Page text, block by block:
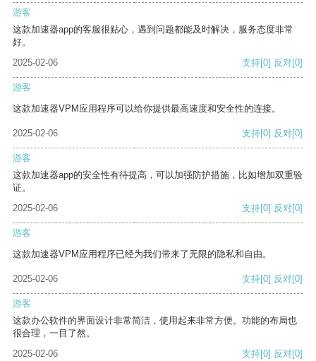
游客
这款加速器app的客服很贴心，遇到问题都能及时解决，服务态度非常
好。
2025-02-06
支持[0] 反对[0]
游客
这款加速器VPM应用程序可以给你提供最高速度和安全性的连接。
2025-02-06 支持[0] 反对[0]
游客
这款加速器app的安全性有待提高，可以加强防护措施，比如增加双重验
证。
2025-02-06
支持[0] 反对[0]
游客
这款加速器VPM应用程序已经为我们带来了无限的隐私和自由。
2025-02-06 支持[0] 反对[0]
游客
这款办公软件的界面设计非常简洁，使用起来非常方便。功能的布局也
很合理，一目了然。
2025-02-06
支持[0] 反对[0]